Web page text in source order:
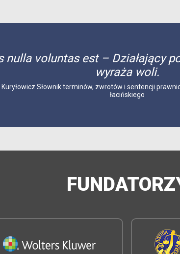
nulla voluntas est – Działający
wyraża woli.
Kuryłowicz Słownik terminów, zwrotów i sentencji
łacińskiego